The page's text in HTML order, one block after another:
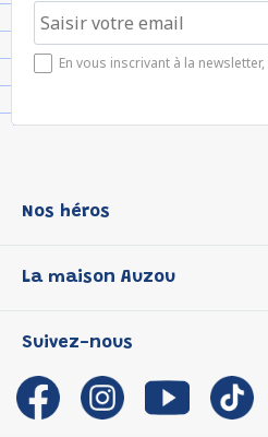
En vous inscrivant à la
Nos héros
P'tit Loup
Les Influenceuses
Migali
Petite Taupe
La maison Auzou
Notre histoire
Auzou s'engage
Auteurs et illustrateurs Auzou
Suivez-nous